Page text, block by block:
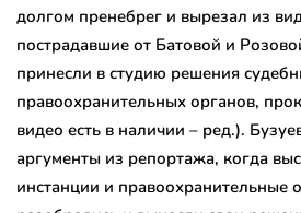
долгом пренебрег и вырезал из
пострадавшие от Батовой и
принесли в студию решения
правоохранительных органов,
видео есть в наличии – ред.).
аргументы из репортажа, когда
инстанции и правоохранительные